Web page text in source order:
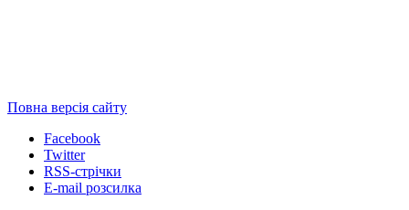
Повна версія сайту
Facebook
Twitter
RSS-стрічки
E-mail розсилка